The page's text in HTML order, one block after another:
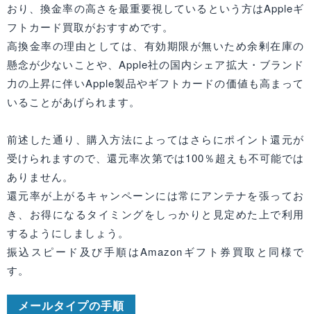
おり、換金率の高さを最重要視しているという方はAppleギ
フトカード買取がおすすめです。
高換金率の理由としては、有効期限が無いため余剰在庫の
懸念が少ないことや、Apple社の国内シェア拡大・ブランド
力の上昇に伴いApple製品やギフトカードの価値も高まって
いることがあげられます。
前述した通り、購入方法によってはさらにポイント還元が
受けられますので、還元率次第では100％超えも不可能では
ありません。
還元率が上がるキャンペーンには常にアンテナを張ってお
き、お得になるタイミングをしっかりと見定めた上で利用
するようにしましょう。
振込スピード及び手順はAmazonギフト券買取と同様で
す。
メールタイプの手順